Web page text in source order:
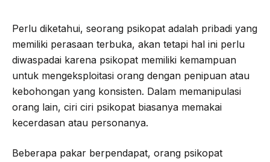
Perlu diketahui, seorang psikopat adalah pribadi yang
memiliki perasaan terbuka, akan tetapi hal ini perlu
diwaspadai karena psikopat memiliki kemampuan
untuk mengeksploitasi orang dengan penipuan atau
kebohongan yang konsisten. Dalam memanipulasi
orang lain, ciri ciri psikopat biasanya memakai
kecerdasan atau personanya.
Beberapa pakar berpendapat, orang psikopat